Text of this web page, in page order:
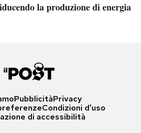
la produzione di energia
PubblicitàPrivacy
Condizioni d'uso
di accessibilità